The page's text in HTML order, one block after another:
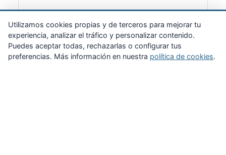
Suscribirme
Utilizamos cookies propias y de terceros para mejorar tu
experiencia, analizar el tráfico y personalizar contenido.
Puedes aceptar todas, rechazarlas o configurar tus
preferencias. Más información en nuestra política de cookies.